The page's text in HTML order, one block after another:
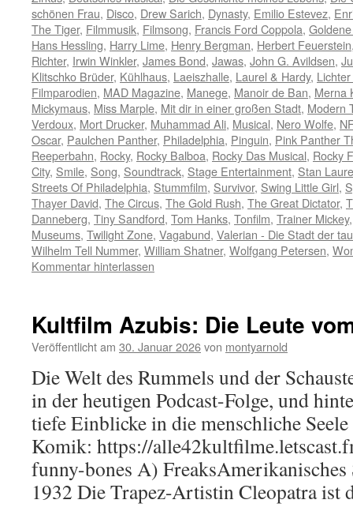
schönen Frau, Disco, Drew Sarich, Dynasty, Emilio Estevez,
The Tiger, Filmmusik, Filmsong, Francis Ford Coppola,
Hans Hessling, Harry Lime, Henry Bergman, Herbert Feuerstein
Richter, Irwin Winkler, James Bond, Jawas, John G. Avildsen,
Klitschko Brüder, Kühlhaus, Laeiszhalle, Laurel & Hardy,
Filmparodien, MAD Magazine, Manege, Manoir de Ban, Merna
Mickymaus, Miss Marple, Mit dir in einer großen Stadt, Modern
Verdoux, Mort Drucker, Muhammad Ali, Musical, Nero Wolfe,
Oscar, Paulchen Panther, Philadelphia, Pinguin, Pink Panther
Reeperbahn, Rocky, Rocky Balboa, Rocky Das Musical, Rocky
City, Smile, Song, Soundtrack, Stage Entertainment, Stan
Streets Of Philadelphia, Stummfilm, Survivor, Swing Little Girl,
Thayer David, The Circus, The Gold Rush, The Great Dictator,
Danneberg, Tiny Sandford, Tom Hanks, Tonfilm, Trainer Mickey
Museums, Twilight Zone, Vagabund, Valerian - Die Stadt der
Wilhelm Tell Nummer, William Shatner, Wolfgang Petersen,
Kommentar hinterlassen
Kultfilm Azubis: Die Leute
Veröffentlicht am 30. Januar 2026von montyarnold
Die Welt des Rummels und der
in der heutigen Podcast-Folge, und
tiefe Einblicke in die menschliche
Komik: https://
funny-bones A) FreaksAmerikanisches
1932 Die Trapez-Artistin Cleopatra